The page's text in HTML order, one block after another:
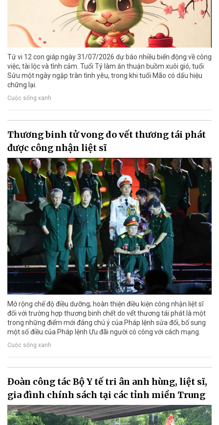
Tử vi 12 con giáp ngày 31/07/2026 dự báo nhiều biến động về công
việc, tài lộc và tình cảm. Tuổi Tý làm ăn thuận buồm xuôi gió, tuổi
Sửu một ngày ngập tràn tình yêu, trong khi tuổi Mão có dấu hiệu
chững lại.
Cuộc sống xanh
Thương binh tử vong do vết thương tái phát
được công nhận liệt sĩ
Mở rộng chế độ điều dưỡng; hoàn thiện điều kiện công nhận liệt sĩ
đối với trường hợp thương binh chết do vết thương tái phát là một
trong những điểm mới đáng chú ý của Pháp lệnh sửa đổi, bổ sung
một số điều của Pháp lệnh Ưu đãi người có công với cách mạng.
Cuộc sống xanh
Đoàn công tác Bộ Y tế tri ân anh hùng, liệt sĩ,
gia đình chính sách tại các tỉnh miền Trung